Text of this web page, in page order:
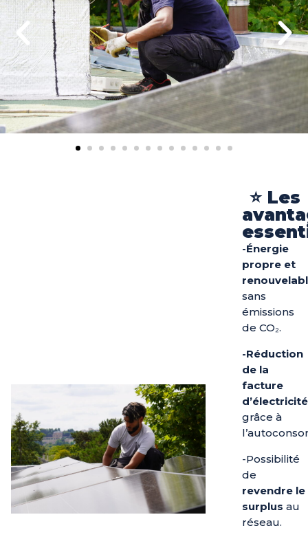
⭐ Les
-Énergie
propre et
sans
émissions
de CO₂.
-Réduction
de la
facture
d’électricité
grâce à
-Possibilité
de
revendre le
surplus au
réseau.